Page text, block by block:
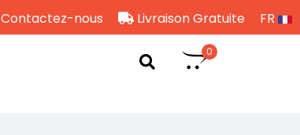
Contactez-nous Livraison Gratuite FR
0